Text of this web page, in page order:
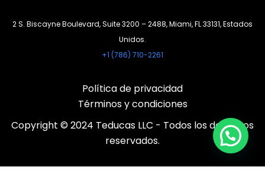
2 S. Biscayne Boulevard, Suite 3200 – 2488, Miami, FL 33131, Estados
Unidos.
+1 (786) 710-2261
Política de privacidad
Términos y condiciones
Copyright © 2024 Teducas LLC - Todos los derechos
reservados.